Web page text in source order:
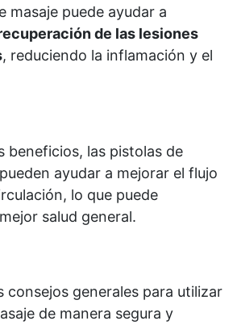
masaje puede ayudar a
de las lesiones
, reduciendo la inflamación y el
beneficios, las pistolas de
ayudar a mejorar el flujo
lo que puede
salud general.
consejos generales para utilizar
de manera segura y